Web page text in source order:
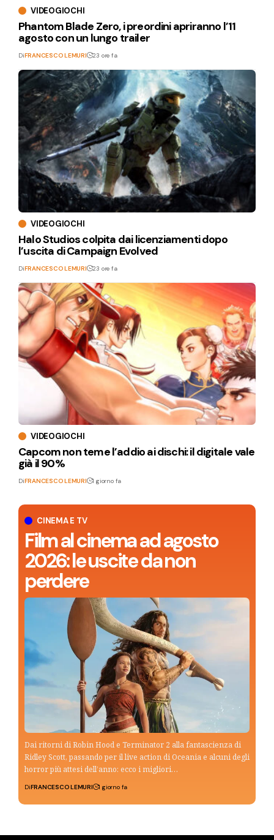
CINEMA E TV
Film al cinema ad agosto
2026: le uscite da non
perdere
Dai ritorni di Robin Hood e Terminator 2 alla fantascienza di
Ridley Scott, passando per il live action di Oceania e alcuni degli
horror più attesi dell’anno: ecco i migliori…
DiFRANCESCO LEMURI 1 giorno fa
VIDEOGIOCHI
Phantom Blade Zero, i preordini apriranno l’11
agosto con un lungo trailer
DiFRANCESCO LEMURI 23 ore fa
VIDEOGIOCHI
Halo Studios colpita dai licenziamenti dopo
l’uscita di Campaign Evolved
DiFRANCESCO LEMURI 23 ore fa
VIDEOGIOCHI
Capcom non teme l’addio ai dischi: il digitale vale
già il 90%
DiFRANCESCO LEMURI 1 giorno fa